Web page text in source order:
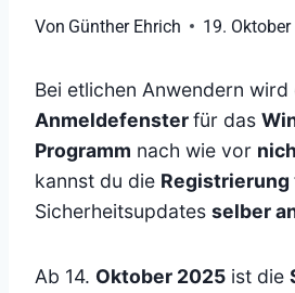
Von Günther Ehrich 19.
Bei etlichen Anwendern wird
Anmeldefensterfür das
Programm nach wie vor
kannst du die Registrierung
Sicherheitsupdates selber
Ab 14. Oktober 2025 ist die